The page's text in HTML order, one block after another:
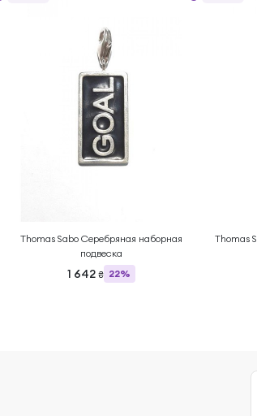
Thomas Sabo Серебряная наборная
подвеска
1 642 ₴ 22%
Thomas